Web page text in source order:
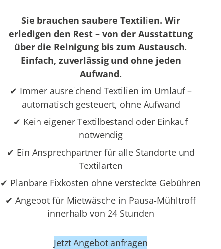
Sie brauchen saubere Textilien. Wir
erledigen den Rest – von der Ausstattung
über die Reinigung bis zum Austausch.
Einfach, zuverlässig und ohne jeden
Aufwand.
✔ Immer ausreichend Textilien im Umlauf –
automatisch gesteuert, ohne Aufwand
✔ Kein eigener Textilbestand oder Einkauf
notwendig
✔ Ein Ansprechpartner für alle Standorte und
Textilarten
✔ Planbare Fixkosten ohne versteckte Gebühren
✔ Angebot für Mietwäsche in Pausa-Mühltroff
innerhalb von 24 Stunden
Jetzt Angebot anfragen